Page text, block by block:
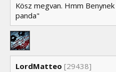
Kösz megvan. Hmm
panda"
LordMatteo [29438]